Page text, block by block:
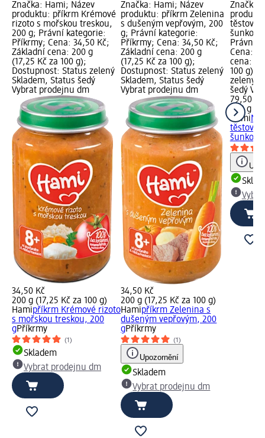
Značka: Hami; Název
produktu: příkrm Krémové
rizoto s mořskou treskou,
200 g; Právní kategorie:
Příkrmy; Cena: 34,50 Kč;
Základní cena: 200 g
(17,25 Kč za 100 g);
Dostupnost: Status zelený
Skladem, Status šedý
Vybrat prodejnu dm
34,50 Kč
200 g (17,25 Kč za 100 g)
Hamipříkrm Krémové rizoto
s mořskou treskou, 200
gPříkrmy
(1)
Skladem
Vybrat prodejnu dm
Značka: Hami; Název
produktu: příkrm Zelenina
s dušeným vepřovým, 200
g; Právní kategorie:
Příkrmy; Cena: 34,50 Kč;
Základní cena: 200 g
(17,25 Kč za 100 g);
Dostupnost: Status zelený
Skladem, Status šedý
Vybrat prodejnu dm
34,50 Kč
200 g (17,25 Kč za 100 g)
Hamipříkrm Zelenina s
dušeným vepřovým, 200
gPříkrmy
(1)
Upozornění
Skladem
Vybrat prodejnu dm
Značka:
šunkou
Právní
Cena:
cena:
100 g);
zelený
šedý
79,50 Kč
200 g
Hami
šunkou